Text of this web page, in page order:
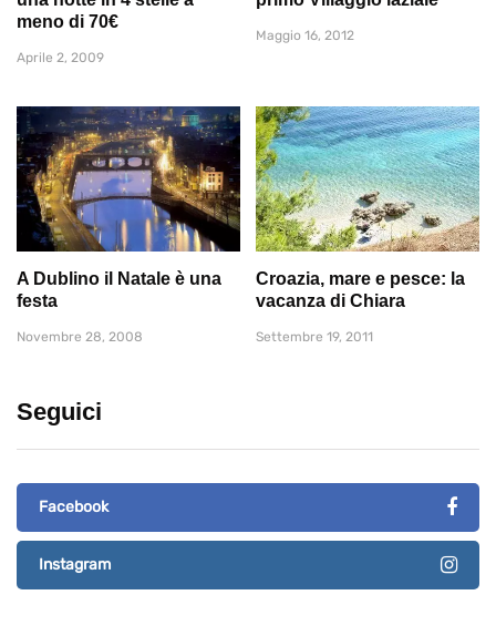
meno di 70€
Aprile 2, 2009
Maggio 16, 2012
A Dublino il Natale è una
festa
Novembre 28, 2008
Croazia, mare e pesce: la
vacanza di Chiara
Settembre 19, 2011
Seguici
Facebook
Instagram